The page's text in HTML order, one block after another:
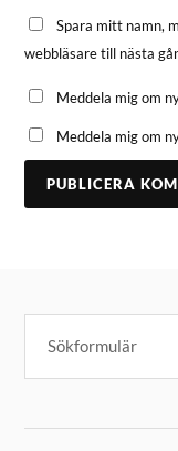
Spara mitt namn,
webbläsare till nästa
Meddela mig om
Meddela mig om